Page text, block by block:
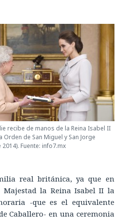
recibe de manos de la Reina Isabel II
Orden de San Miguel y San Jorge
Fuente: info7.mx
real británica, ya que en
Majestad la Reina Isabel II la
-que es el equivalente
Caballero- en una ceremonia